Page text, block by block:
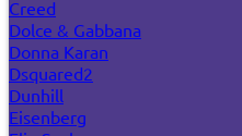
Creed
Dolce & Gabbana
Donna Karan
Dsquared2
Dunhill
Eisenberg